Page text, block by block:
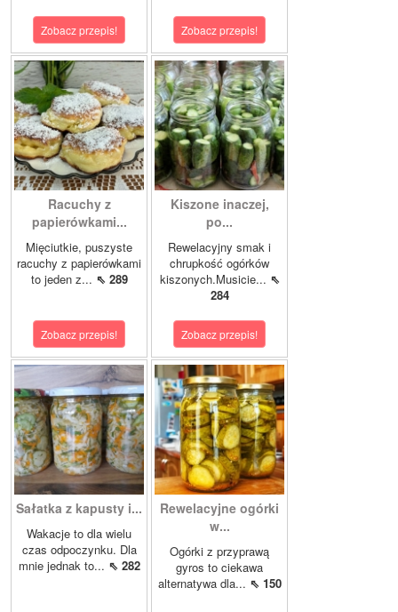
Zobacz przepis! Zobacz przepis!
Racuchy z
papierówkami...
Mięciutkie, puszyste
racuchy z papierówkami
to jeden z... ⇖ 289
Zobacz przepis!
Kiszone inaczej,
po...
Rewelacyjny smak i
chrupkość ogórków
kiszonych.Musicie... ⇖
284
Zobacz przepis!
Sałatka z kapusty i...
Wakacje to dla wielu
czas odpoczynku. Dla
mnie jednak to... ⇖ 282
Rewelacyjne ogórki
w...
Ogórki z przyprawą
gyros to ciekawa
alternatywa dla... ⇖ 150